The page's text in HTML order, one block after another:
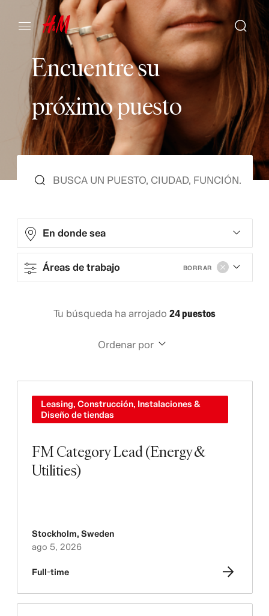
Encuentresu
próximopuesto
En donde sea
Áreas de trabajo BORRAR
Tu búsqueda ha arrojado 24 puestos
Ordenar por
FM Category Lead (Energy &
Utilities)
Leasing, Construcción, Instalaciones &
Diseño de tiendas
Stockholm, Sweden
ago 5, 2026
Full-time